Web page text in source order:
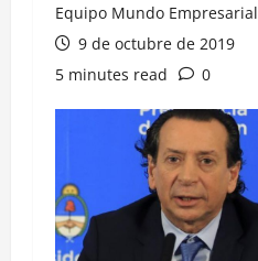
Equipo Mundo Empresarial
9 de octubre de 2019
5 minutes read
0